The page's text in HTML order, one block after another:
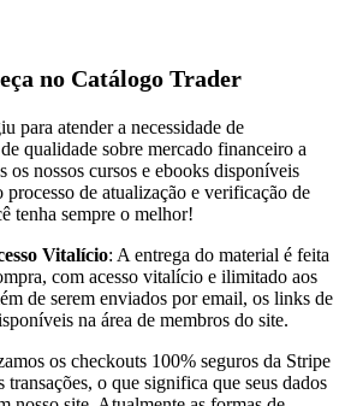
no Catálogo Trader
para atender a necessidade de
qualidade sobre mercado financeiro a
os nossos cursos e ebooks disponíveis
de atualização e verificação de
tenha sempre o melhor!
Vitalício: A entrega do material é feita
com acesso vitalício e ilimitado aos
de serem enviados por email, os links de
na área de membros do site.
os checkouts 100% seguros da Stripe
transações, o que significa que seus dados